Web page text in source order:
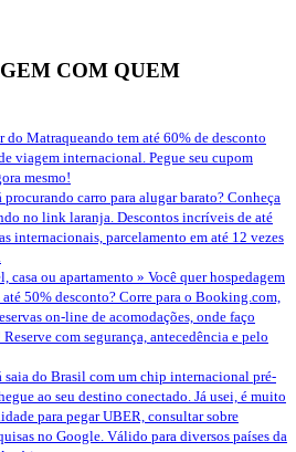
COM QUEM
do Matraqueando tem até 60% de desconto
viagem internacional. Pegue seu cupom
mesmo!
procurando carro para alugar barato? Conheça
no link laranja. Descontos incríveis de até
internacionais, parcelamento em até 12 vezes
casa ou apartamento » Você quer hospedagem
50% desconto? Corre para o Booking.com,
on-line de acomodações, onde faço
com segurança, antecedência e pelo
saia do Brasil com um chip internacional pré-
ao seu destino conectado. Já usei, é muito
para pegar UBER, consultar sobre
no Google. Válido para diversos países da